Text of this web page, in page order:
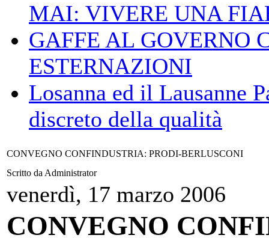
MAI: VIVERE UNA
GAFFE AL GOVERNO
ESTERNAZIONI
Losanna ed il Lausanne
discreto della qualità
CONVEGNO CONFINDUSTRIA: PRODI-BERLUSCONI
Scritto da Administrator
venerdì, 17 marzo 2006
CONVEGNO